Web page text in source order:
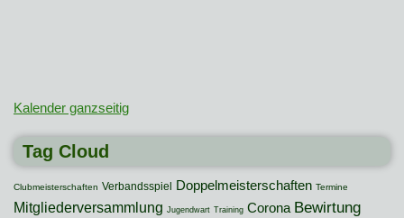
Kalender ganzseitig
Tag Cloud
Clubmeisterschaften Verbandsspiel Doppelmeisterschaften Termine
Mitgliederversammlung Jugendwart Training Corona Bewirtung